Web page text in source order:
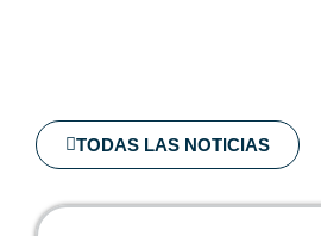
TODAS LAS NOTICIAS